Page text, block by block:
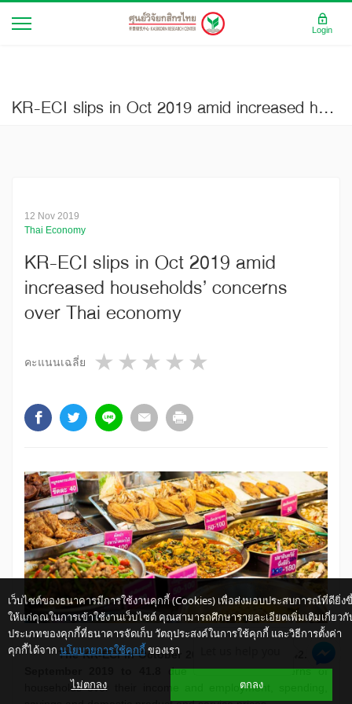
KR-ECI slips in Oct 2019 amid increased households’ concerns over Thai economy
12 Nov 2019
Thai Economy
KR-ECI slips in Oct 2019 amid
increased households’ concerns
over Thai economy
คะแนนเฉลี่ย 4 stars
3 stars
2 stars
1 star
The KR-ECI in October
in
due to increased concerns of
households over their income and employment, spending,
เว็บไซต์ของธนาคารมีการใช้งานคุกกี้ (Cookies) เพื่อส่งมอบประสบการณ์ที่ดียิ่ง
ให้แก่คุณในการเข้าใช้งานเว็บไซต์ คุณสามารถศึกษารายละเอียดเพิ่มเติมเกี่ยวกั
ประเภทของคุกกี้ที่ธนาคารจัดเก็บ วัตถุประสงค์ในการใช้คุกกี้ และวิธีการตั้งค่า
คุกกี้ได้จาก นโยบายการใช้คุกกี้ ของเรา
ไม่ตกลง ตกลง
Login